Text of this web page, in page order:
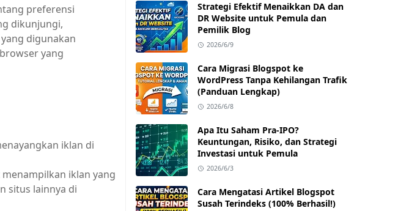
preferensi
dikunjungi,
digunakan
yang
iklan di
iklan yang
situs lainnya di
Strategi Efektif Menaikkan DA dan
DR Website untuk Pemula dan
Pemilik Blog
2026/6/9
Cara Migrasi Blogspot ke
WordPress Tanpa Kehilangan Trafik
(Panduan Lengkap)
2026/6/8
Apa Itu Saham Pra-IPO?
Keuntungan, Risiko, dan Strategi
Investasi untuk Pemula
2026/6/3
Cara Mengatasi Artikel Blogspot
Susah Terindeks (100% Berhasil!)